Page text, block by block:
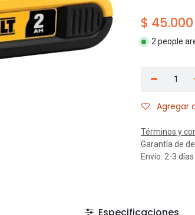
$ 45.000
2 people
Agregar
Términos y
Garantía de
Envío: 2-3
Especificaciones